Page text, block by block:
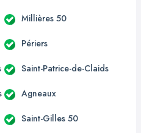
Millières 50
Périers
Saint-Patrice-de-Claids
Agneaux
Saint-Gilles 50